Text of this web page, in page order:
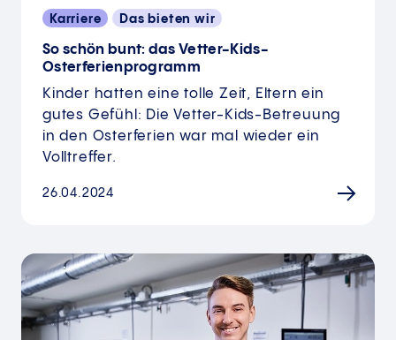
Karriere Das bieten wir
So schön bunt: das Vetter-Kids-
Osterferienprogramm
Kinder hatten eine tolle Zeit, Eltern ein
gutes Gefühl: Die Vetter-Kids-Betreuung
in den Osterferien war mal wieder ein
Volltreffer.
26.04.2024